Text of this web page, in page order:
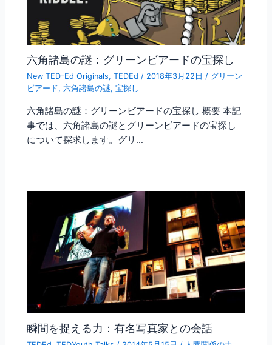
六角諸島の謎：グリーンビアードの宝探し
New TED-Ed Originals,TEDEd / 2018年3月22日/ グリーン
ビアード,六角諸島の謎,宝探し
六角諸島の謎：グリーンビアードの宝探し 概要 本記
事では、六角諸島の謎とグリーンビアードの宝探し
について探求します。グリ…
瞬間を捉える力：有名写真家との会話